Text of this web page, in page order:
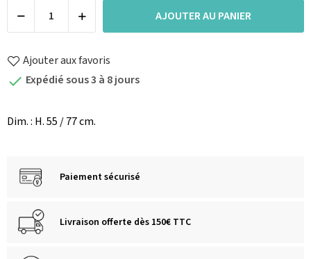
AJOUTER AU PANIER
Ajouter aux favoris
 Expédié sous 3 à 8 jours
Dim. : H. 55 / 77 cm.
Paiement sécurisé
Livraison offerte dès 150€ TTC